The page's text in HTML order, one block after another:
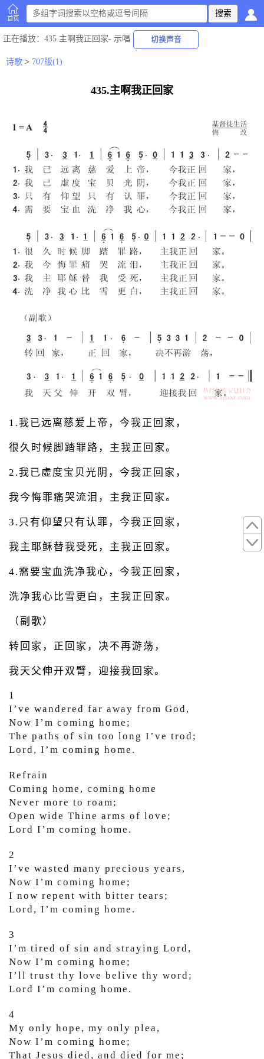
首页
正在播放：435.主啊我正回家- 示唱 切换声音
诗歌 > 707版(1)
435.主啊我正回家
1.我已远离慈爱上帝，今我正回家，
很久时候脚踏罪路，主我正回家。
2.我已虚度宝贝光阴，今我正回家，
我今悔罪痛哭流泪，主我正回家。
3.只有仰望只有认罪，今我正回家，
我主耶稣替我受死，主我正回家。
4.需要宝血洗净我心，今我正回家，
洗净我心比雪更白，主我正回家。
（副歌）
转回家，正回家，决不再游荡，
我天父伸开双臂，迎接我回家。
1
I’ve wandered far away from God,
Now I’m coming home;
The paths of sin too long I’ve trod;
Lord, I’m coming home.
Refrain
Coming home, coming home
Never more to roam;
Open wide Thine arms of love;
Lord I’m coming home.
2
I’ve wasted many precious years,
Now I’m coming home;
I now repent with bitter tears;
Lord, I’m coming home.
3
I’m tired of sin and straying Lord,
Now I’m coming home;
I’ll trust thy love belive thy word;
Lord I’m coming home.
4
My only hope, my only plea,
Now I’m coming home;
That Jesus died, and died for me;